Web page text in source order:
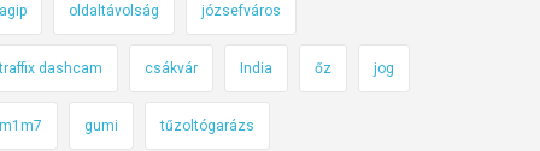
agip oldaltávolság józsefváros
traffix dashcam csákvár India őz jog
m1m7 gumi tűzoltógarázs